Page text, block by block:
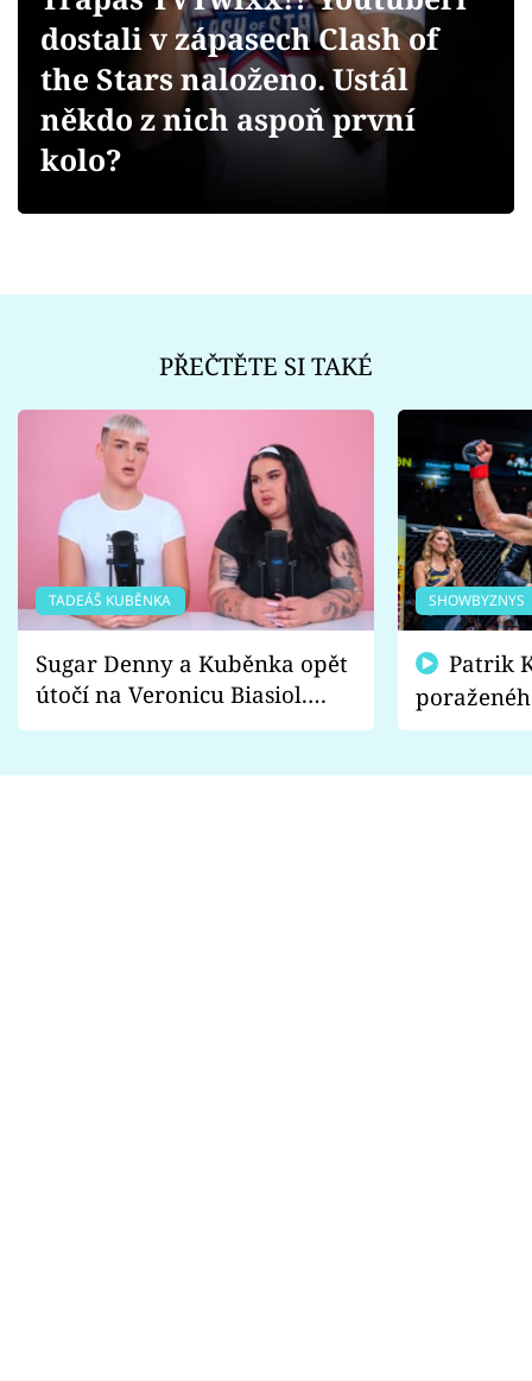
Videa
Sledujte prima+
dostali v zápasech Clash of
the Stars naloženo. Ustál
někdo z nich aspoň první
kolo?
PŘEČTĚTE SI TAKÉ
TADEÁŠ KUBĚNKA
Sugar Denny a Kuběnka opět
útočí na Veronicu Biasiol.
Proč je podle nich falešná a
SHOWBYZNYS
fanoušci